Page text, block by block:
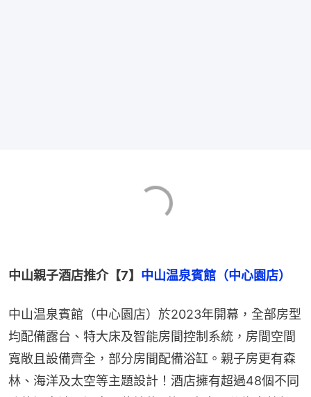
中山親子酒店推介【7】 中山温泉賓館（中心園店）
中山温泉賓館（中心園店）於2023年開幕，全部房型
均配備露台、特大床及智能房間控制系統，房間空間
寬敞且設備齊全，部分房間配備浴缸。親子房更有森
林、海洋及太空等主題設計！酒店擁有超過48個不同